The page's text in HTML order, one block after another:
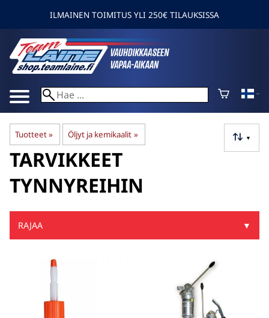
ILMAINEN TOIMITUS YLI 250€ TILAUKSISSA
Tuotteet‪» Öljyt ja kemikaalit ‪» ▼
TARVIKKEET
TYNNYREIHIN
RAJAA ▼